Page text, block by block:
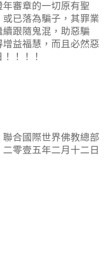
審章的一切原有聖
已落為騙子，其罪業
跟隨鬼混，助惡騙
益福慧，而且必然惡
！！！
聯合國際世界佛教總部
二零壹五年二月十二日